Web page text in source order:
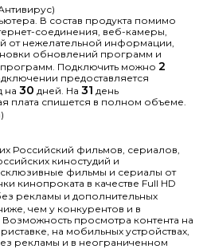
В состав продукта помимо
соединения, веб-камеры,
от нежелательной информации,
обновлений программ и
Подключить можно 2
предоставляется
на 30 дней. На 31 день
плата спишется в полном объеме.
Российский фильмов, сериалов,
киностудий и
фильмы и сериалы от
кинопроката в качестве Full HD
рекламы и дополнительных
чем у конкурентов и в
просмотра контента на
на мобильных устройствах,
рекламы и в неограниченном